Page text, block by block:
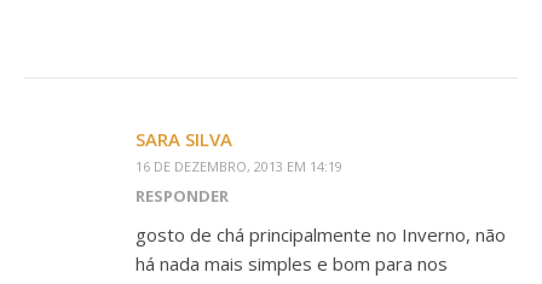
SARA SILVA
16 DE DEZEMBRO, 2013 EM 14:19
RESPONDER
gosto de chá principalmente no Inverno, não
há nada mais simples e bom para nos